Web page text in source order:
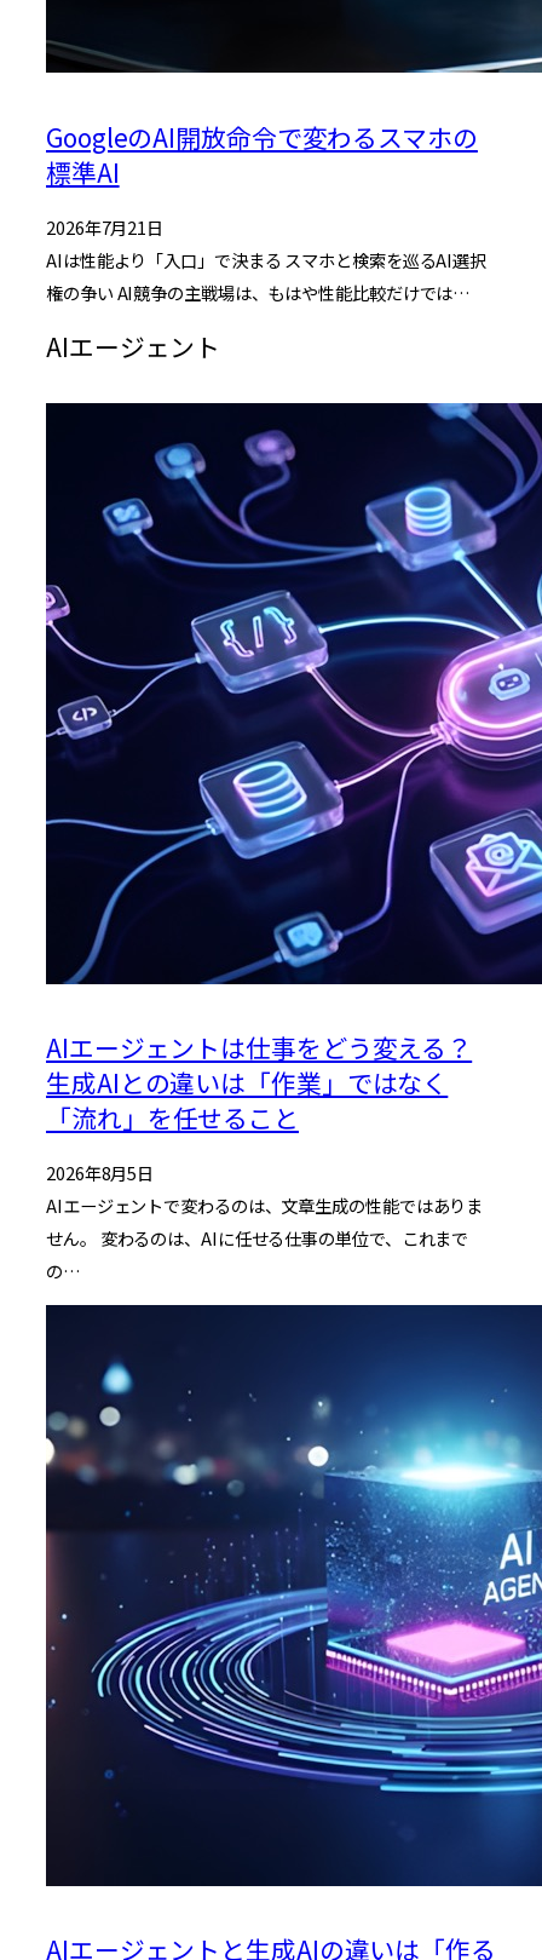
GoogleのAI開放命令で変わるスマホの
標準AI
2026年7月21日
AIは性能より「入口」で決まる スマホと検索を巡るAI選択
権の争い AI競争の主戦場は、もはや性能比較だけでは…
AIエージェント
AIエージェントは仕事をどう変える？
生成AIとの違いは「作業」ではなく
「流れ」を任せること
2026年8月5日
AIエージェントで変わるのは、文章生成の性能ではありま
せん。 変わるのは、AIに任せる仕事の単位で、これまで
の…
AIエージェントと生成AIの違いは「作る